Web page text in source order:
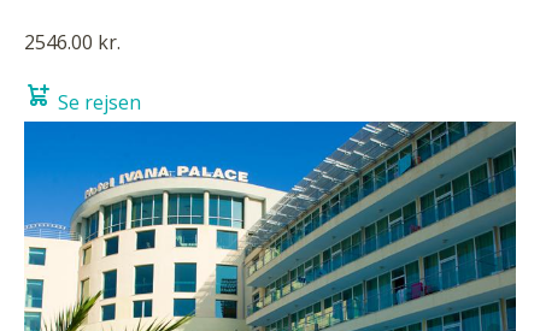
2546.00 kr.
Se rejsen